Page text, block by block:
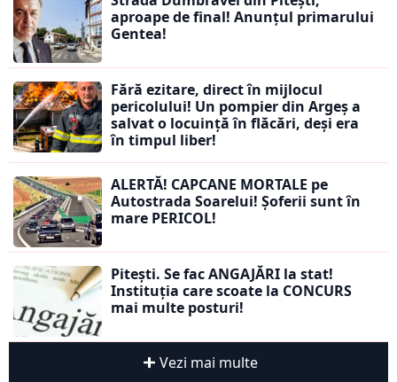
aproape de final! Anunțul primarului
Gentea!
Fără ezitare, direct în mijlocul
pericolului! Un pompier din Argeș a
salvat o locuință în flăcări, deși era
în timpul liber!
ALERTĂ! CAPCANE MORTALE pe
Autostrada Soarelui! Șoferii sunt în
mare PERICOL!
Pitești. Se fac ANGAJĂRI la stat!
Instituția care scoate la CONCURS
mai multe posturi!
Vezi mai multe